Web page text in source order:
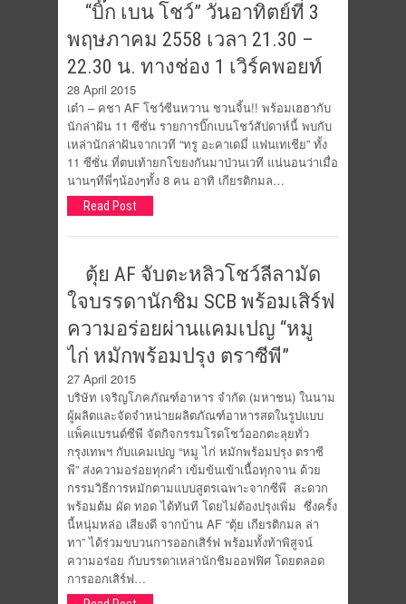
“บิ๊ก เบน โชว์” วันอาทิตย์ที่ 3
พฤษภาคม 2558 เวลา 21.30 –
22.30 น. ทางช่อง 1 เวิร์คพอยท์
28 April 2015
เต๋า – คชา AF โชว์ซีนหวาน ชวนจิ้น!! พร้อมเฮฮากับ
นักล่าฝัน 11 ซีซั่น รายการบิ๊กเบนโชว์สัปดาห์นี้ พบกับ
เหล่านักล่าฝันจากเวที “ทรู อะคาเดมี่ แฟนเทเชีย” ทั้ง
11 ซีซั่น ที่ตบเท้ายกโขยงกันมาป่วนเวที แน่นอนว่าเมื่อ
นานๆทีพี่ๆน้องๆทั้ง 8 คน อาทิ เกียรติกมล…
Read Post
ตุ้ย AF จับตะหลิวโชว์ลีลามัด
ใจบรรดานักชิม SCB พร้อมเสิร์ฟ
ความอร่อยผ่านแคมเปญ “หมู
ไก่ หมักพร้อมปรุง ตราซีพี”
27 April 2015
บริษัท เจริญโภคภัณฑ์อาหาร จำกัด (มหาชน) ในนาม
ผู้ผลิตและจัดจำหน่ายผลิตภัณฑ์อาหารสดในรูปแบบ
แพ็คแบรนด์ซีพี จัดกิจกรรมโรดโชว์ออกตะลุยทั่ว
กรุงเทพฯ กับแคมเปญ “หมู ไก่ หมักพร้อมปรุง ตราซี
พี” ส่งความอร่อยทุกคำ เข้มข้นเข้าเนื้อทุกจาน ด้วย
กรรมวิธีการหมักตามแบบสูตรเฉพาะจากซีพี สะดวก
พร้อมต้ม ผัด ทอด ได้ทันที โดยไม่ต้องปรุงเพิ่ม ซึ่งครั้ง
นี้หนุ่มหล่อ เสียงดี จากบ้าน AF “ตุ้ย เกียรติกมล ล่า
ทา” ได้ร่วมขบวนการออกเสิร์ฟ พร้อมทั้งท้าพิสูจน์
ความอร่อย กับบรรดาเหล่านักชิมออฟฟิศ โดยตลอด
การออกเสิร์ฟ…